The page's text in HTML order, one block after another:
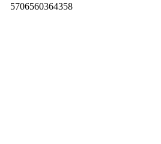
5706560364358